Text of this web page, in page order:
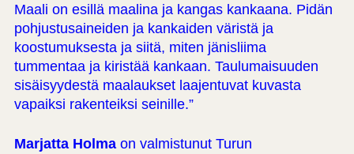
Maali on esillä maalina ja kangas kankaana. Pidän
pohjustusaineiden ja kankaiden väristä ja
koostumuksesta ja siitä, miten jänisliima
tummentaa ja kiristää kankaan. Taulumaisuuden
sisäisyydestä maalaukset laajentuvat kuvasta
vapaiksi rakenteiksi seinille.”
Marjatta Holma on valmistunut Turun